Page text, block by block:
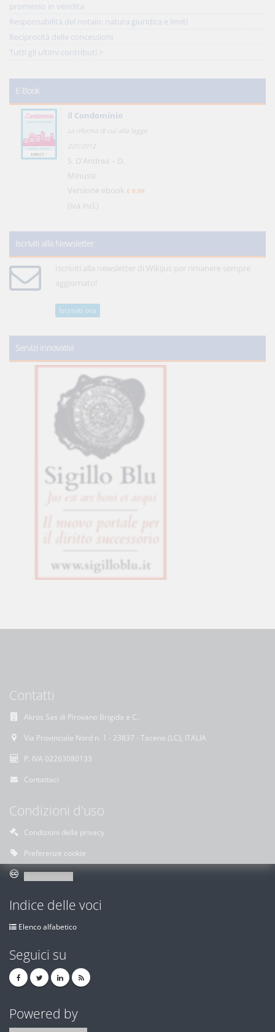
promesso in vendita
Responsabilità del notaio: natura giuridica e limiti
Reciprocità delle concessioni
Tutti gli ultimi contributi >
E-Book
Il Condominio
La riforma di cui alla legge
220/2012
S. D'Andrea – D.
Minussi
Versione ebook € 6,99
(iva incl.)
Iscriviti alla Newsletter
Iscriviti alla newsletter di WikiJus per rimanere sempre
aggiornato!
Iscriviti ora
Servizi innovativi
Contatti
Akros Sas di Pirovano Brigida e C.
Via Provinciale Nord n. 1 - 23837 - Taceno (LC), ITALIA
P. IVA 02263080133
Contattaci
Condizioni d'uso
Condizioni della privacy
Preferenze cookie
Indice delle voci
Elenco alfabetico
Seguici su
Powered by